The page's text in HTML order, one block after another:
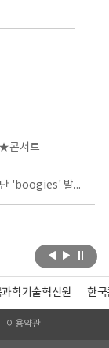
콘서트
충북콘텐츠코리아랩 4기 홍보기자단 'boogies' 발대식
혁신원 한국콘텐츠
이용약관